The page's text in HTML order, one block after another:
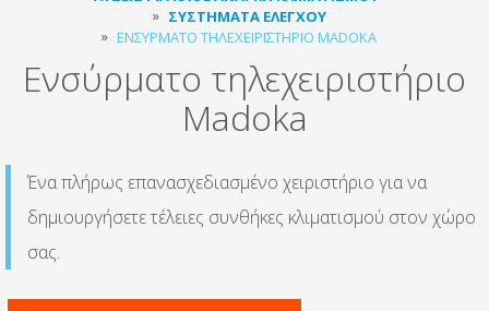
ΣΥΣΤΉΜΑΤΑ ΕΛΈΓΧΟΥ
ΕΝΣΎΡΜΑΤΟ ΤΗΛΕΧΕΙΡΙΣΤΉΡΙΟ MADOKA
Ενσύρματο τηλεχειριστήριο
Madoka
Ένα πλήρως επανασχεδιασμένο χειριστήριο για να
δημιουργήσετε τέλειες συνθήκες κλιματισμού στον χώρο
σας.